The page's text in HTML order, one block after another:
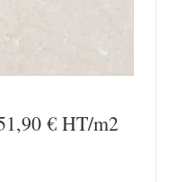
€ HT/m2